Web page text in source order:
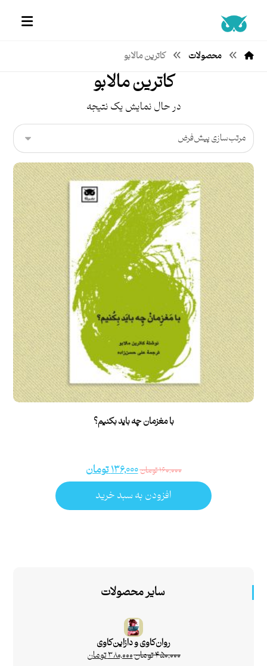
محصولات کاترین مالابو
کاترین مالابو
در حال نمایش یک نتیجه
با مغزمان چه باید بکنیم؟
۱۶۰,۰۰۰تومان۱۳۶,۰۰۰تومان
افزودن به سبد خرید
سایر محصولات
روان‌کاوی و دازاین‌کاوی
۴۵۰,۰۰۰تومان۳۸۰,۰۰۰تومان